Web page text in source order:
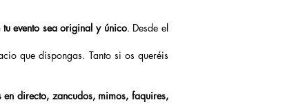
evento sea original y único. Desde el
que dispongas. Tanto si os queréis
directo, zancudos, mimos, faquires,